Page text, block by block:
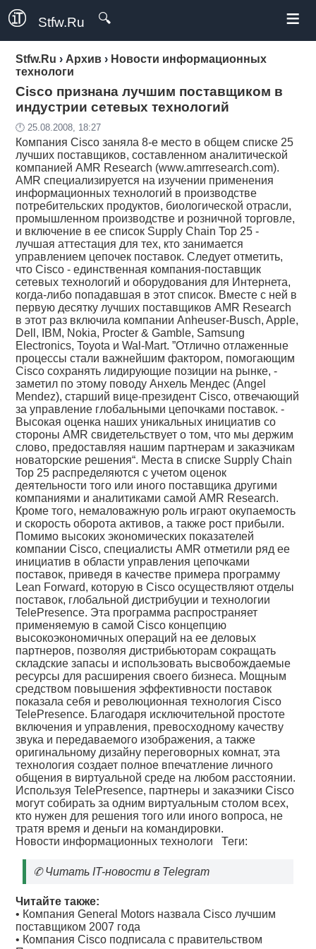
Stfw.Ru 🔍 ≡
Stfw.Ru › Архив › Новости информационных
технологи
Cisco признана лучшим поставщиком в
индустрии сетевых технологий
🕛 25.08.2008, 18:27
Компания Cisco заняла 8-е место в общем списке 25
лучших поставщиков, составленном аналитической
компанией AMR Research (www.amrresearch.com).
AMR специализируется на изучении применения
информационных технологий в производстве
потребительских продуктов, биологической отрасли,
промышленном производстве и розничной торговле,
и включение в ее список Supply Chain Top 25 -
лучшая аттестация для тех, кто занимается
управлением цепочек поставок. Следует отметить,
что Cisco - единственная компания-поставщик
сетевых технологий и оборудования для Интернета,
когда-либо попадавшая в этот список. Вместе с ней в
первую десятку лучших поставщиков AMR Research
в этот раз включила компании Anheuser-Busch, Apple,
Dell, IBM, Nokia, Procter & Gamble, Samsung
Electronics, Toyota и Wal-Mart. ”Отлично отлаженные
процессы стали важнейшим фактором, помогающим
Cisco сохранять лидирующие позиции на рынке, -
заметил по этому поводу Анхель Мендес (Angel
Mendez), старший вице-президент Cisco, отвечающий
за управление глобальными цепочками поставок. -
Высокая оценка наших уникальных инициатив со
стороны AMR свидетельствует о том, что мы держим
слово, предоставляя нашим партнерам и заказчикам
новаторские решения“. Места в списке Supply Chain
Top 25 распределяются с учетом оценок
деятельности того или иного поставщика другими
компаниями и аналитиками самой AMR Research.
Кроме того, немаловажную роль играют окупаемость
и скорость оборота активов, а также рост прибыли.
Помимо высоких экономических показателей
компании Cisco, специалисты AMR отметили ряд ее
инициатив в области управления цепочками
поставок, приведя в качестве примера программу
Lean Forward, которую в Cisco осуществляют отделы
поставок, глобальной дистрибуции и технологии
TelePresence. Эта программа распространяет
применяемую в самой Cisco концепцию
высокоэкономичных операций на ее деловых
партнеров, позволяя дистрибьюторам сокращать
складские запасы и использовать высвобождаемые
ресурсы для расширения своего бизнеса. Мощным
средством повышения эффективности поставок
показала себя и революционная технология Cisco
TelePresence. Благодаря исключительной простоте
включения и управления, превосходному качеству
звука и передаваемого изображения, а также
оригинальному дизайну переговорных комнат, эта
технология cоздает полное впечатление личного
общения в виртуальной среде на любом расстоянии.
Используя TelePresence, партнеры и заказчики Cisco
могут собирать за одним виртуальным столом всех,
кто нужен для решения того или иного вопроса, не
тратя время и деньги на командировки.
Новости информационных технологи Теги:
✆Читать IT-новости в Telegram
Читайте также:
• Компания General Motors назвала Cisco лучшим
поставщиком 2007 года
• Компания Cisco подписала с правительством